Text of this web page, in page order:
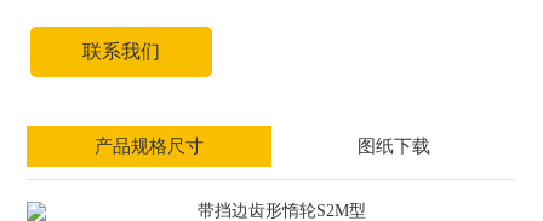
联系我们
产品规格尺寸 图纸下载